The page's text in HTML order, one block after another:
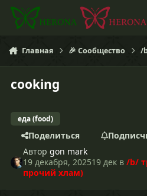
Перейти к содержанию
Главная 🎉 Сообщество /
cooking
еда (food)
Поделиться
Авторgon mark
19 декабря, 202519 дек в/b/
прочий хлам)